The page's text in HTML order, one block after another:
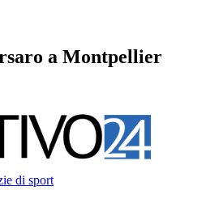
a Montpellier